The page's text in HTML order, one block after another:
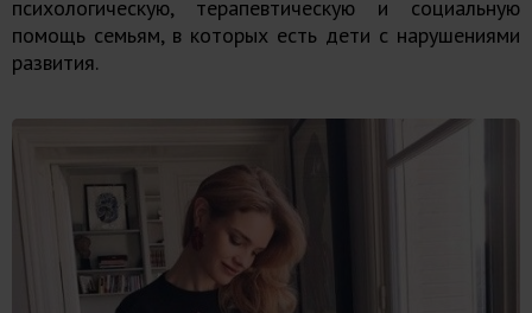
психологическую, терапевтическую и социальную
помощь семьям, в которых есть дети с нарушениями
развития.